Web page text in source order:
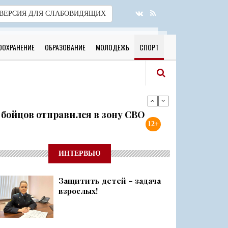
ДЛЯ СЛАБОВИДЯЩИХ
ОБРАЗОВАНИЕ МОЛОДЕЖЬ СПОРТ
отправился в зону СВО
к новому учебному году
о 500 днях стойкости и бое...
район
12+
ИНТЕРВЬЮ
Защитить детей – задача
взрослых!